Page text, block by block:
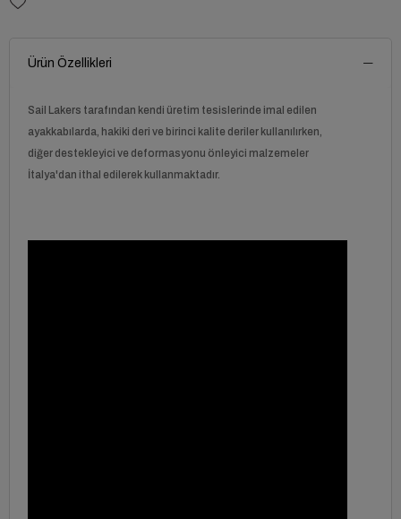
Ürün Özellikleri
Sail Lakers tarafından kendi üretim tesislerinde imal edilen
ayakkabılarda, hakiki deri ve birinci kalite deriler kullanılırken,
diğer destekleyici ve deformasyonu önleyici malzemeler
İtalya'dan ithal edilerek kullanmaktadır.